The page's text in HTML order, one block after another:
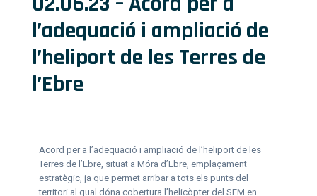
l’adequació i ampliació de
l’heliport de les Terres de
l’Ebre
Acord per a l’adequació i ampliació de l’heliport de les
Terres de l’Ebre, situat a Móra d’Ebre, emplaçament
estratègic, ja que permet arribar a tots els punts del
territori al qual dóna cobertura l’helicòpter del SEM en